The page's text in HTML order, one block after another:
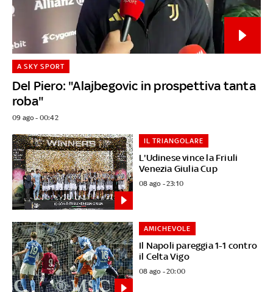
Del Piero: "Alajbegovic in prospettiva tanta
roba"
A SKY SPORT
09 ago - 00:42
L'Udinese vince la Friuli
Venezia Giulia Cup
IL TRIANGOLARE
08 ago - 23:10
Il Napoli pareggia 1-1 contro
il Celta Vigo
AMICHEVOLE
08 ago - 20:00